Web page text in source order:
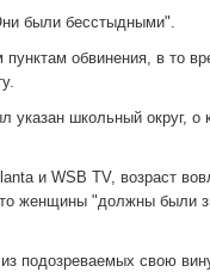
были бесстыдными".
обвинения, в то
школьный округ,
и WSB TV, возраст
женщины "должны были
подозреваемых свою